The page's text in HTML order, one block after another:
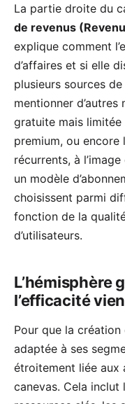
La partie droite du
de revenus
explique comment
d’affaires et si elle
plusieurs sources
mentionner
gratuite mais limitée
premium, ou encore
récurrents, à
un modèle
choisissent parmi
fonction de la
d’utilisateurs.
L’hémisphère
l’efficacité
Pour que la
adaptée à ses
étroitement liée aux
canevas. Cela inclut